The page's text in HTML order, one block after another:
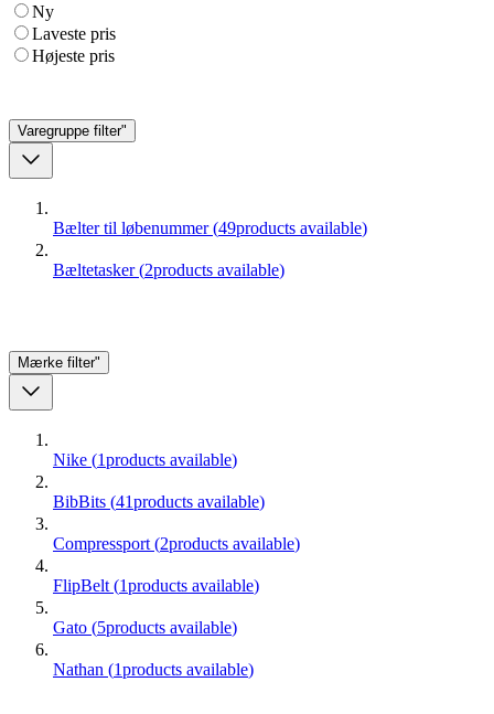
Ny
Laveste pris
Højeste pris
Varegruppe filter"
Bælter til løbenummer (49products available)
Bæltetasker (2products available)
Mærke filter"
Nike (1products available)
BibBits (41products available)
Compressport (2products available)
FlipBelt (1products available)
Gato (5products available)
Nathan (1products available)